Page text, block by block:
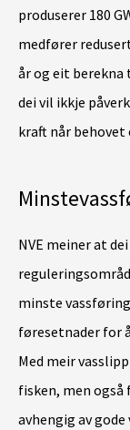
produserer 180
medfører
år og eit berekna
dei vil ikkje
kraft når behovet
NVE meiner at
minste
føresetnader for
Med meir
fisken, men også
avhengig av